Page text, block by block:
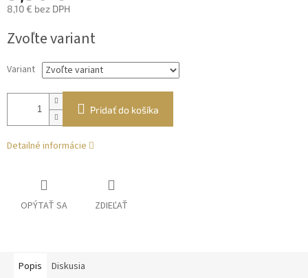
8,10 € bez DPH
cena:
Zvoľte variant
Variant
Pridať do košíka
Detailné informácie
OPÝTAŤ SA ZDIEĽAŤ
Popis Diskusia